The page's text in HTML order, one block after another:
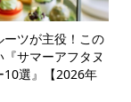
ーツが主役！この
サマーアフタヌ
10選』【2026年